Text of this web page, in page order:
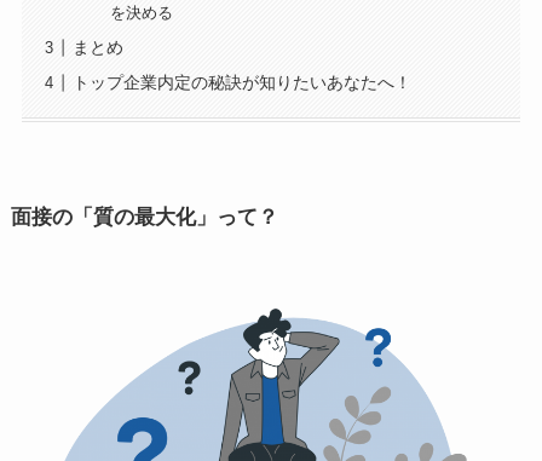
を決める
まとめ
トップ企業内定の秘訣が知りたいあなたへ！
面接の「質の最大化」って？